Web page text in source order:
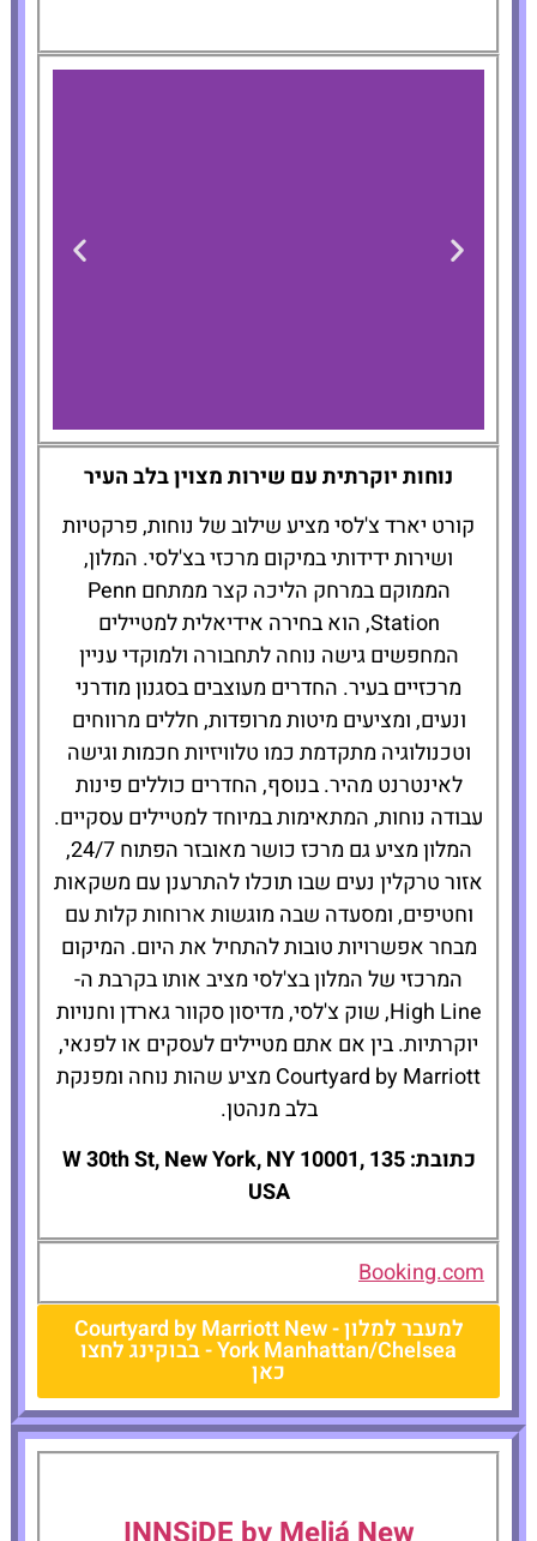
Courtyard by Marriott
Manhattan/Chelsea
להזמנת המלון
לחצו כאן
נוחות יוקרתית עם שירות מצוין בלב העיר
קורט יארד צ'לסי מציע שילוב של נוחות, פרקטיות
ושירות ידידותי במיקום מרכזי בצ'לסי. המלון,
הממוקם במרחק הליכה קצר ממתחם Penn
Station, הוא בחירה אידיאלית למטיילים
המחפשים גישה נוחה לתחבורה ולמוקדי עניין
מרכזיים בעיר. החדרים מעוצבים בסגנון מודרני
ונעים, ומציעים מיטות מרופדות, חללים מרווחים
וטכנולוגיה מתקדמת כמו טלוויזיות חכמות וגישה
לאינטרנט מהיר. בנוסף, החדרים כוללים פינות
עבודה נוחות, המתאימות במיוחד למטיילים עסקיים.
המלון מציע גם מרכז כושר מאובזר הפתוח 24/7,
אזור טרקלין נעים שבו תוכלו להתרענן עם משקאות
וחטיפים, ומסעדה שבה מוגשות ארוחות קלות עם
מבחר אפשרויות טובות להתחיל את היום. המיקום
המרכזי של המלון בצ'לסי מציב אותו בקרבת ה-
High Line, שוק צ'לסי, מדיסון סקוור גארדן וחנויות
יוקרתיות. בין אם אתם מטיילים לעסקים או לפנאי,
Courtyard by Marriott מציע שהות נוחה ומפנקת
בלב מנהטן.
כתובת: 135 W 30th St, New York, NY 10001,
USA
Booking.com
למעבר למלון - Courtyard by Marriott New
York Manhattan/Chelsea - בבוקינג לחצו
כאן